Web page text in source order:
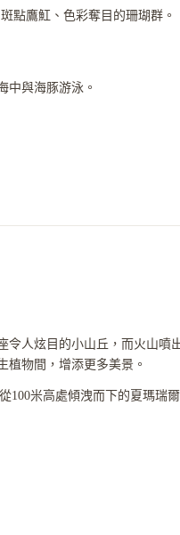
點鷹魟、色彩奪目的珊瑚群。
中與海豚游泳。
人炫目的小山丘，而火山噴
植物間，增添更多美景。
100米高處傾洩而下的夏瑪瑞爾